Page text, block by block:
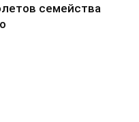
семейства